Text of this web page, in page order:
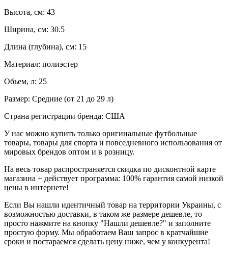
Высота, см: 43
Ширина, см: 30.5
Длина (глубина), см: 15
Материал: полиэстер
Обьем, л: 25
Размер: Средние (от 21 до 29 л)
Страна регистрации бренда: США
У нас можно купить только оригинальные футбольные
товары, товары для спорта и повседневного использования от
мировых брендов оптом и в розницу.
На весь товар распространяется скидка по дисконтной карте
магазина + действует программа: 100% гарантия самой низкой
цены в интернете!
Если Вы нашли идентичный товар на территории Украины, с
возможностью доставки, в таком же размере дешевле, то
просто нажмите на кнопку "Нашли дешевле?" и заполните
простую форму. Мы обработаем Ваш запрос в кратчайшие
сроки и постараемся сделать цену ниже, чем у конкурента!